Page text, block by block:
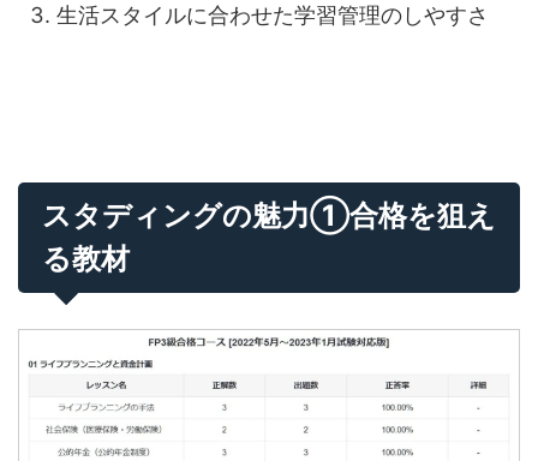
生活スタイルに合わせた学習管理のしやすさ
スタディングの魅力①合格を狙え
る教材